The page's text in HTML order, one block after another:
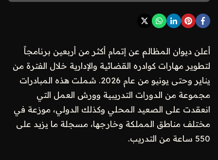
أعلن ديوان المظالم عن إتمام أكثر من أربعين برنامجاً
لتطوير مهارات كوادره القضائية والإدارية خلال الفترة من
يناير وحتى يونيو من عام 2026. شملت هذه المبادرات
مجموعة من الدورات التدريبية وورش العمل التي
انعقدت على الصعيد المحلي وكذلك الدولي، موزعة في
مختلف مناطق المملكة وخارجها، مسجلة ما يزيد على
550 ساعة من التدريب.